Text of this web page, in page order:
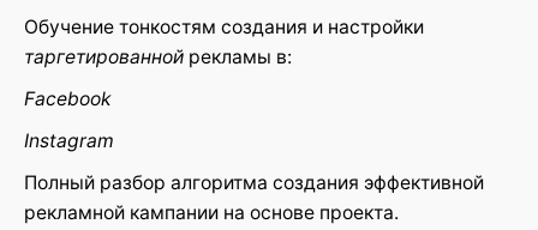
Обучение тонкостям создания и настройки
таргетированной рекламы в:
Facebook
Instagram
Полный разбор алгоритма создания эффективной
рекламной кампании на основе проекта.
Reviews
There are no reviews yet.
Be the first to review
“Индивидуальное обучение
настройкам рекламы”